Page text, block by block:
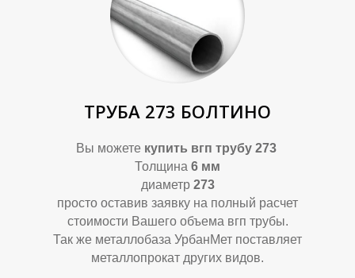
ТРУБА 273 БОЛТИНО
Вы можете купить вгп трубу 273
Толщина 6 мм
диаметр 273
просто оставив заявку на полный расчет
стоимости Вашего объема вгп трубы.
Так же металлобаза УрбанМет поставляет
металлопрокат других видов.